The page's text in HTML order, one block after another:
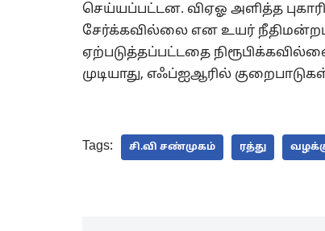
செய்யப்பட்டன. விஏஓ அளித்த
சேர்க்கவில்லை என உயர் நீதிமன்றம்
ஏற்படுத்தப்பட்டதை
முடியாது, எஃப்ஐஆரில்
Tags: சி.வி சண்முகம் ரத்து